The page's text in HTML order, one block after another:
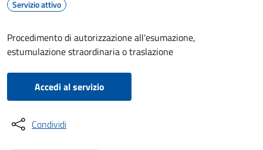
Servizio attivo
Procedimento di autorizzazione all'esumazione,
estumulazione straordinaria o traslazione
Accedi al servizio
Condividi